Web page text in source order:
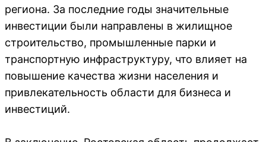
региона. За последние годы значительные
инвестиции были направлены в жилищное
строительство, промышленные парки и
транспортную инфраструктуру, что влияет на
повышение качества жизни населения и
привлекательность области для бизнеса и
инвестиций.